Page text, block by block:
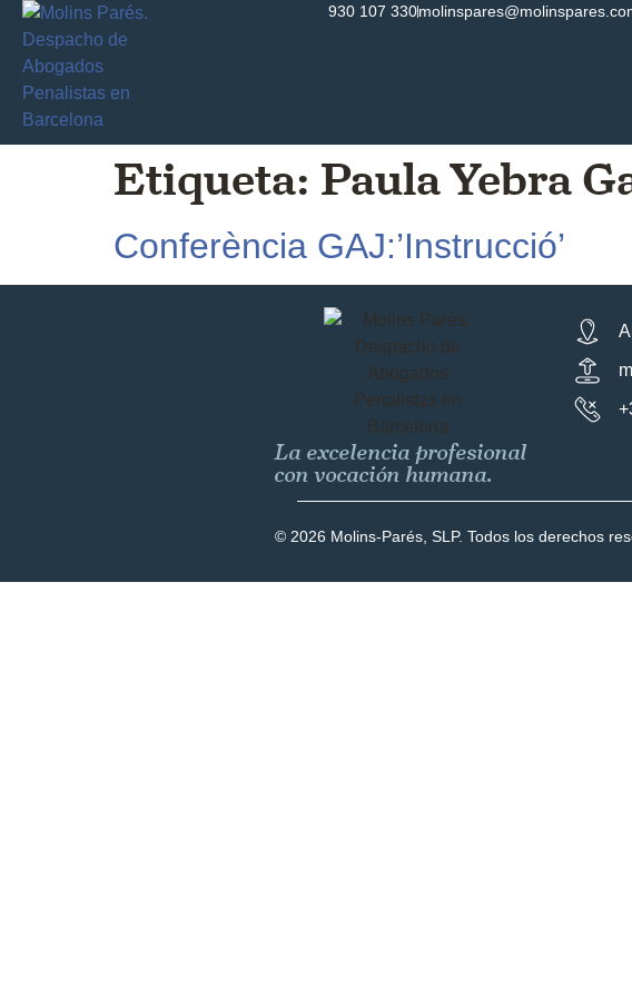
930 107 330
Etiqueta: Paula Yebra
Conferència GAJ:’Instrucció’
La excelencia profesional
con vocación humana.
© 2026 Molins-Parés, SLP. Todos los derechos